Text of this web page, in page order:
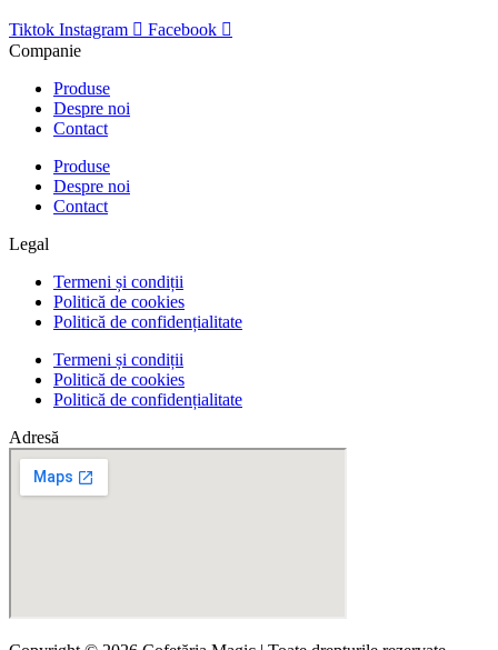
Tiktok Instagram
Facebook
Companie
Produse
Despre noi
Contact
Produse
Despre noi
Contact
Legal
Termeni și condiții
Politică de cookies
Politică de confidențialitate
Termeni și condiții
Politică de cookies
Politică de confidențialitate
Adresă